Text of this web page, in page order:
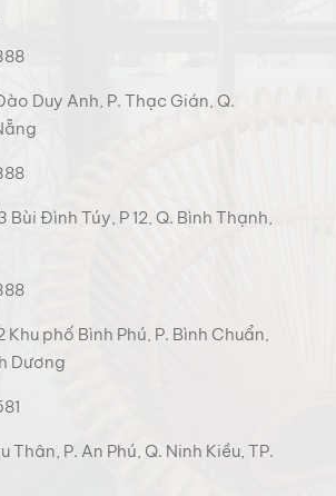
Duy Anh, P. Thạc Gián, Q.
Bùi Đình Túy, P 12, Q. Bình Thạnh,
Khu phố Bình Phú, P. Bình Chuẩn,
Dương
Thân, P. An Phú, Q. Ninh Kiều, TP.